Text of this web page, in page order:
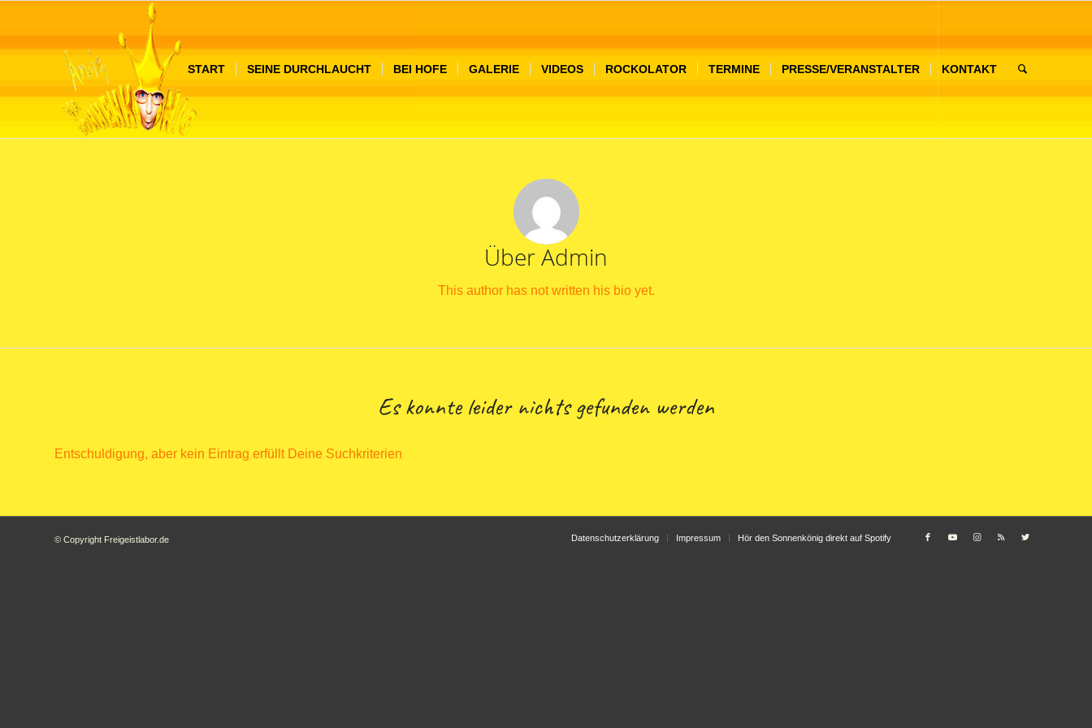
START SEINE DURCHLAUCHT BEI HOFE GALERIE VIDEOS ROCKOLATOR TERMINE PRESSE/VERANSTALTER KONTAKT
ÜberAdmin
This author has not written his bio yet.
Es konnte leider nichts gefunden werden
Entschuldigung, aber kein Eintrag erfüllt Deine Suchkriterien
© Copyright Freigeistlabor.de Datenschutzerklärung Impressum Hör den Sonnenkönig direkt auf Spotify